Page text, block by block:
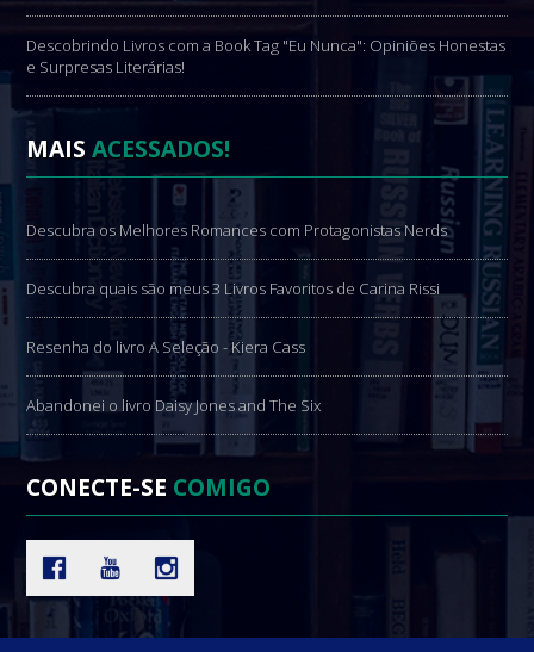
Descobrindo Livros com a Book Tag "Eu Nunca": Opiniões Honestas
e Surpresas Literárias!
MAISACESSADOS!
Descubra os Melhores Romances com Protagonistas Nerds
Descubra quais são meus 3 Livros Favoritos de Carina Rissi
Resenha do livro A Seleção - Kiera Cass
Abandonei o livro Daisy Jones and The Six
CONECTE-SE COMIGO